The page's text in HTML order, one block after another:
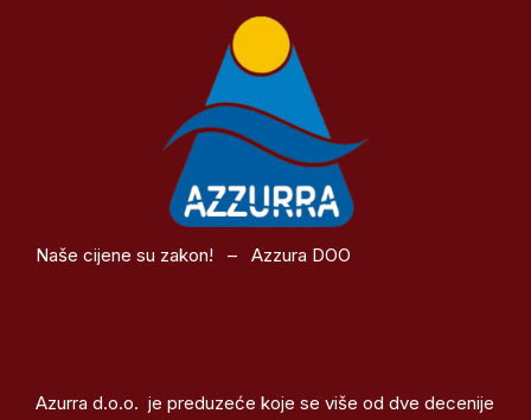
Naše cijene su zakon! – Azzura DOO
Azurra d.o.o. je preduzeće koje se više od dve decenije